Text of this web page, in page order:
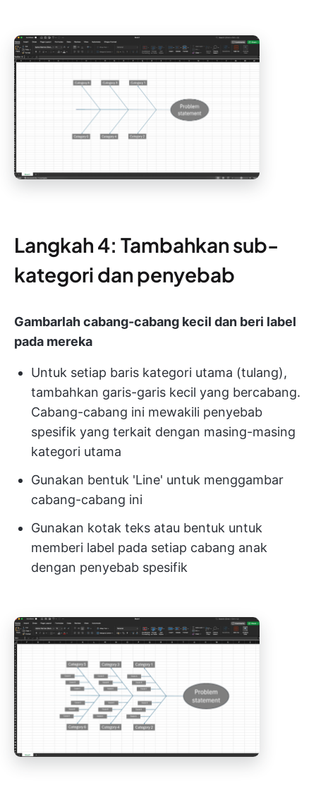
Langkah 4: Tambahkan sub-
kategori dan penyebab
Gambarlah cabang-cabang kecil dan beri label
pada mereka
Untuk setiap baris kategori utama (tulang),
tambahkan garis-garis kecil yang bercabang.
Cabang-cabang ini mewakili penyebab
spesifik yang terkait dengan masing-masing
kategori utama
Gunakan bentuk 'Line' untuk menggambar
cabang-cabang ini
Gunakan kotak teks atau bentuk untuk
memberi label pada setiap cabang anak
dengan penyebab spesifik